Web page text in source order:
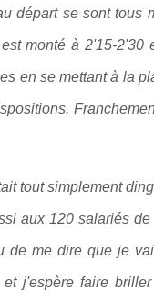
départ se sont tous
monté à 2'15-
en se mettant à la
tout simplement
aux 120 salariés
de me dire que je
j'espère faire